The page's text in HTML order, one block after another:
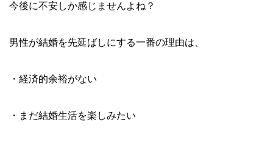
今後に不安しか感じませんよね？
男性が結婚を先延ばしにする一番の理由は、
・経済的余裕がない
・まだ結婚生活を楽しみたい